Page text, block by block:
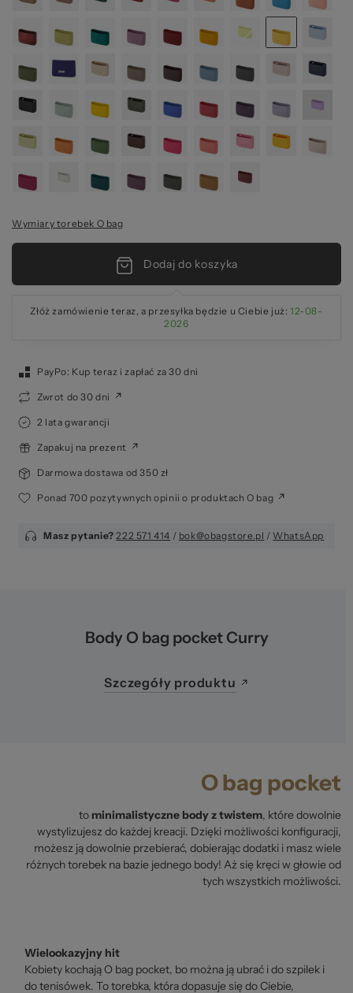
Wymiary torebek O bag
Dodaj do koszyka
Złóż zamówienie teraz, a przesyłka będzie u Ciebie już: 12-08-
2026
PayPo: Kup teraz i zapłać za 30 dni
Zwrot do 30 dni
2 lata gwarancji
Zapakuj na prezent
Darmowa dostawa od 350 zł
Ponad 700 pozytywnych opinii o produktach O bag
Masz pytanie? 222 571 414 / bok@obagstore.pl / WhatsApp
O bag pocket
to minimalistyczne body z twistem, które dowolnie
wystylizujesz do każdej kreacji. Dzięki możliwości konfiguracji,
możesz ją dowolnie przebierać, dobierając dodatki i masz wiele
różnych torebek na bazie jednego body! Aż się kręci w głowie od
tych wszystkich możliwości.
Wielookazyjny hit
Kobiety kochają O bag pocket, bo można ją ubrać i do szpilek i
do tenisówek. To torebka, która dopasuje się do Ciebie,
Body O bag pocket Curry
Szczegóły produktu